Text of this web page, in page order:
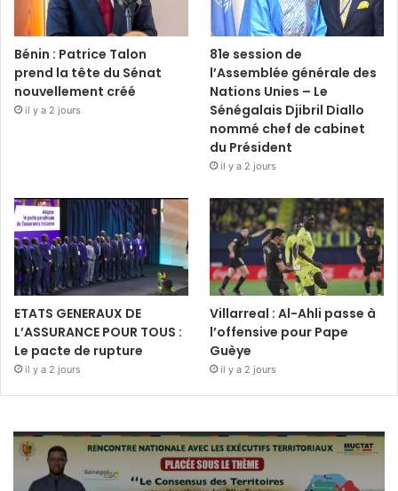
Bénin : Patrice Talon
prend la tête du Sénat
nouvellement créé
il y a 2 jours
81e session de
l’Assemblée générale des
Nations Unies – Le
Sénégalais Djibril Diallo
nommé chef de cabinet
du Président
il y a 2 jours
ETATS GENERAUX DE
L’ASSURANCE POUR TOUS :
Le pacte de rupture
il y a 2 jours
Villarreal : Al-Ahli passe à
l’offensive pour Pape
Guèye
il y a 2 jours